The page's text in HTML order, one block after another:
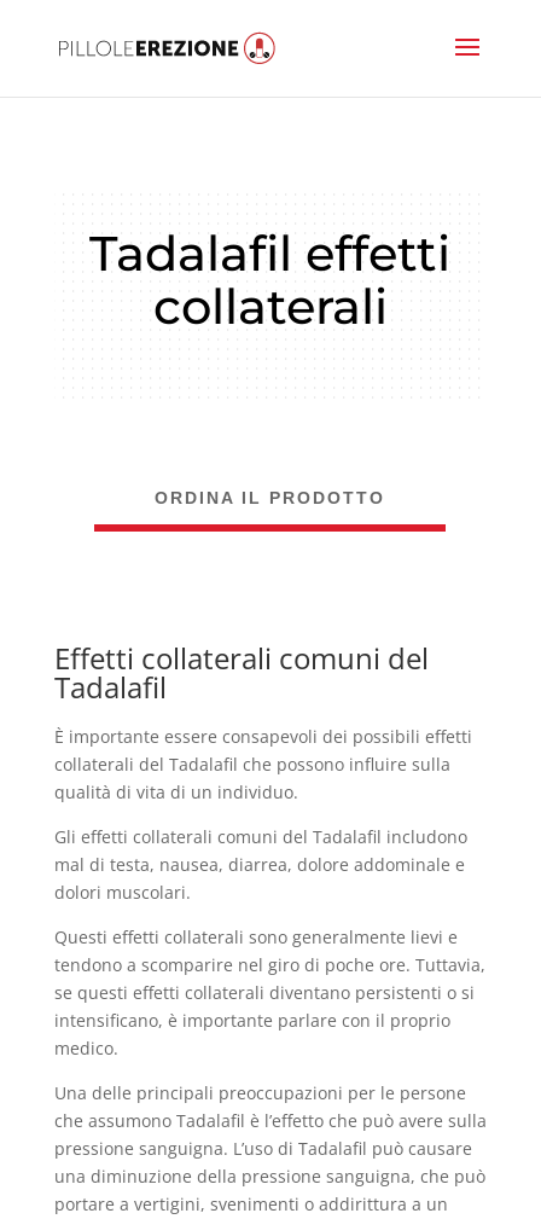
Tadalafil effetti
collaterali
ORDINA IL PRODOTTO
Effetti collaterali comuni del
Tadalafil
È importante essere consapevoli dei possibili effetti
collaterali del Tadalafil che possono influire sulla
qualità di vita di un individuo.
Gli effetti collaterali comuni del Tadalafil includono
mal di testa, nausea, diarrea, dolore addominale e
dolori muscolari.
Questi effetti collaterali sono generalmente lievi e
tendono a scomparire nel giro di poche ore. Tuttavia,
se questi effetti collaterali diventano persistenti o si
intensificano, è importante parlare con il proprio
medico.
Una delle principali preoccupazioni per le persone
che assumono Tadalafil è l’effetto che può avere sulla
pressione sanguigna. L’uso di Tadalafil può causare
una diminuzione della pressione sanguigna, che può
portare a vertigini, svenimenti o addirittura a un